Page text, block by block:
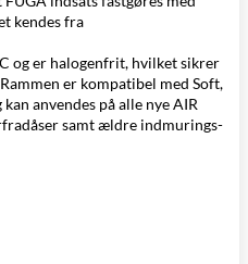
kendes fra
og er halogenfrit, hvilket sikrer
er kompatibel med Soft,
anvendes på alle nye AIR
samt ældre indmurings-